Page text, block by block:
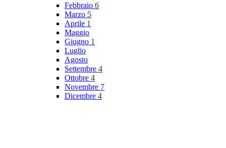
Febbraio 6
Marzo 5
Aprile 1
Maggio
Giugno 1
Luglio
Agosto
Settembre 4
Ottobre 4
Novembre 7
Dicembre 4